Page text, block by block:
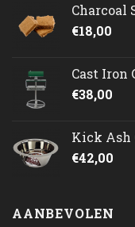
Charcoal
€18,00
Cast Iron
€38,00
Kick Ash
€42,00
AANBEVOLEN